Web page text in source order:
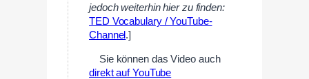
jedoch weiterhin hier zu finden:
TED Vocabulary / YouTube-
Channel.]
Sie können das Video auch
direkt auf YouTube